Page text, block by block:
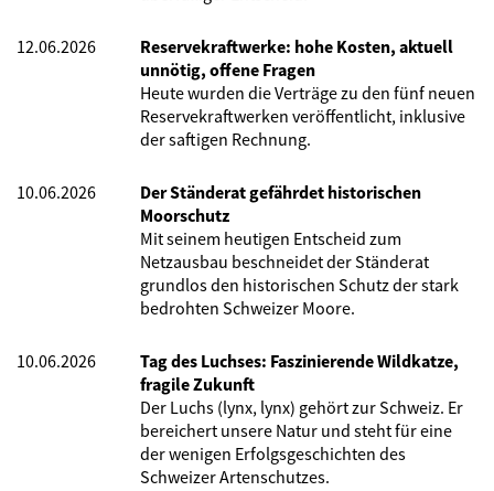
12.06.2026
Reservekraftwerke: hohe Kosten, aktuell
unnötig, offene Fragen
Heute wurden die Verträge zu den fünf neuen
Reservekraftwerken veröffentlicht, inklusive
der saftigen Rechnung.
10.06.2026
Der Ständerat gefährdet historischen
Moorschutz
Mit seinem heutigen Entscheid zum
Netzausbau beschneidet der Ständerat
grundlos den historischen Schutz der stark
bedrohten Schweizer Moore.
10.06.2026
Tag des Luchses: Faszinierende Wildkatze,
fragile Zukunft
Der Luchs (lynx, lynx) gehört zur Schweiz. Er
bereichert unsere Natur und steht für eine
der wenigen Erfolgsgeschichten des
Schweizer Artenschutzes.